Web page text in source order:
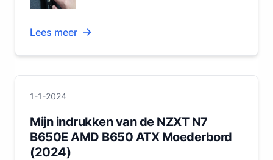
Lees meer
1-1-2024
Mijn indrukken van de NZXT N7
B650E AMD B650 ATX Moederbord
(2024)